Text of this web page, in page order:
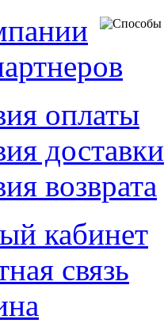
оплаты
доставки
возврата
кабинет
связь